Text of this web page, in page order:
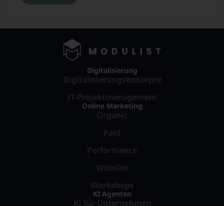
Digitalisierung
Digitalisierungskonzepte
IT-Projektmanagement
Online Marketing
Organic
Paid
Performance
Website
Workshops
KI Agenten
KI für Unternehmen